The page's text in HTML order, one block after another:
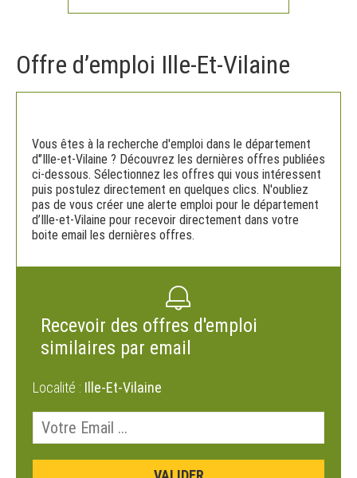
Offre d’emploi Ille-Et-Vilaine
Vous êtes à la recherche d'emploi dans le département
d'’Ille-et-Vilaine ? Découvrez les dernières offres publiées
ci-dessous. Sélectionnez les offres qui vous intéressent
puis postulez directement en quelques clics. N'oubliez
pas de vous créer une alerte emploi pour le département
d’Ille-et-Vilaine pour recevoir directement dans votre
boite email les dernières offres.
Recevoir des offres d'emploi
similaires par email
Localité : Ille-Et-Vilaine